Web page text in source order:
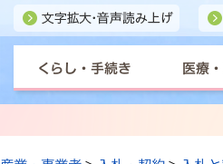
くらし・手続き 医療